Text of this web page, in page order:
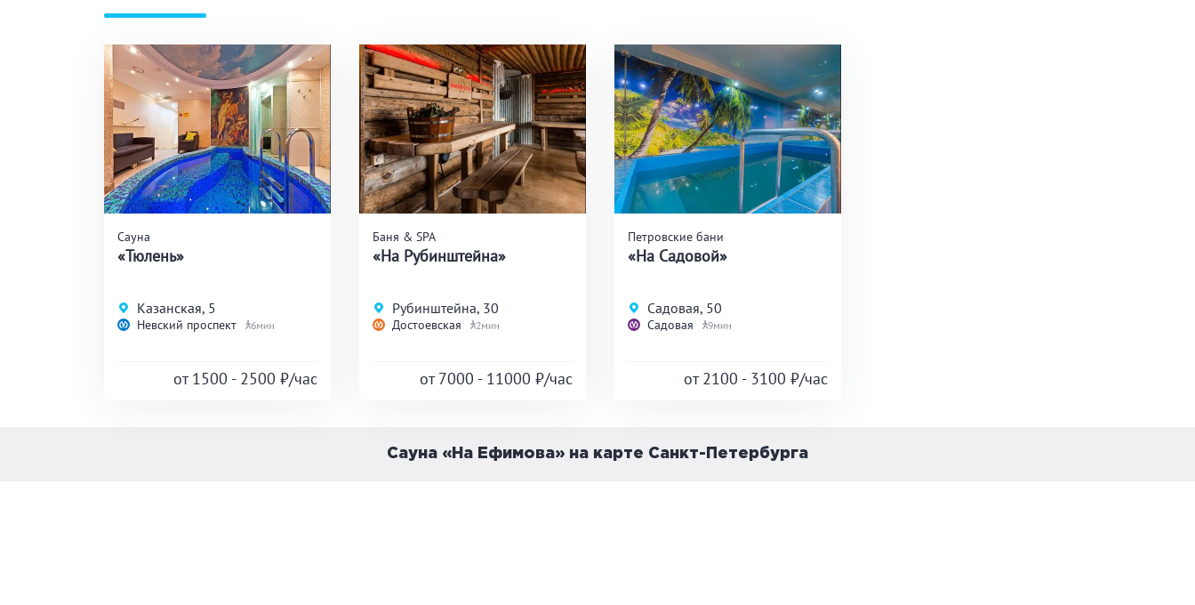
Сауна
«Тюлень»
Казанская, 5
Невский проспект 6
от 1500 - 2500 ₽/час
Баня & SPA
«На Рубинштейна»
Рубинштейна, 30
Достоевская 2
от 7000 - 11000 ₽/час
Петровские бани
«На Садовой»
Садовая, 50
Садовая 9
от 2100 - 3100 ₽/час
Сауна «На Ефимова» на карте Санкт-Петербурга